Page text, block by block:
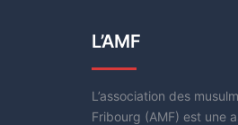
L’AMF
L’association des
Fribourg (AMF) est une